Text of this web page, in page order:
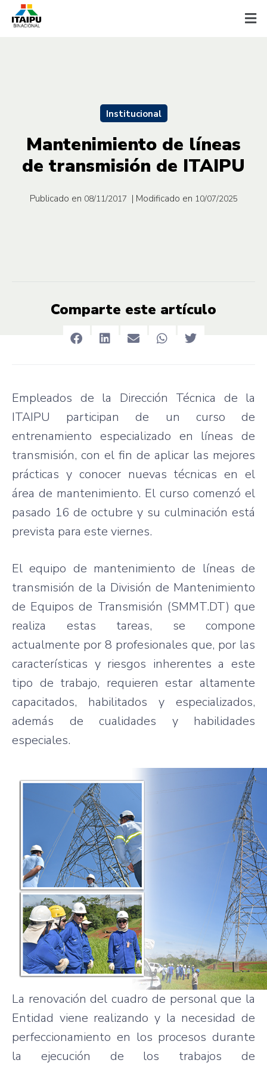
Institucional
Mantenimiento de líneas
de transmisión de ITAIPU
Publicado en 08/11/2017 | Modificado en 10/07/2025
Comparte este artículo
Empleados de la Dirección Técnica de la
ITAIPU participan de un curso de
entrenamiento especializado en líneas de
transmisión, con el fin de aplicar las mejores
prácticas y conocer nuevas técnicas en el
área de mantenimiento. El curso comenzó el
pasado 16 de octubre y su culminación está
prevista para este viernes.
El equipo de mantenimiento de líneas de
transmisión de la División de Mantenimiento
de Equipos de Transmisión (SMMT.DT) que
realiza estas tareas, se compone
actualmente por 8 profesionales que, por las
características y riesgos inherentes a este
tipo de trabajo, requieren estar altamente
capacitados, habilitados y especializados,
además de cualidades y habilidades
especiales.
La renovación del cuadro de personal que la
Entidad viene realizando y la necesidad de
perfeccionamiento en los procesos durante
la ejecución de los trabajos de